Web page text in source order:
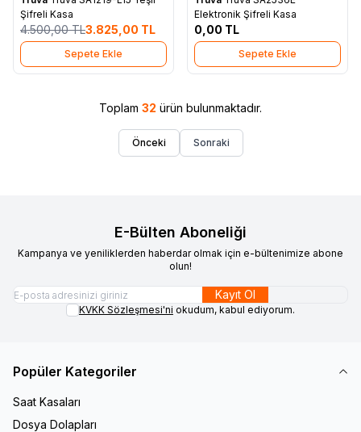
Favorilere Ekle
Şifreli Kasa
4.500,00TL3.825,00 TL
Sepete Ekle
Favorilere Ekle
Elektronik Şifreli Kasa
0,00 TL
Sepete Ekle
Toplam 32 ürün bulunmaktadır.
Önceki Sonraki
E-Bülten Aboneliği
Kampanya ve yeniliklerden haberdar olmak için e-bültenimize abone
olun!
Kayıt Ol
KVKK Sözleşmesi'ni okudum, kabul ediyorum.
Popüler Kategoriler
Saat Kasaları
Dosya Dolapları